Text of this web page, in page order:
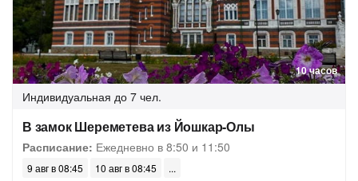
10 часов
Индивидуальная до 7 чел.
В замок Шереметева из Йошкар-Олы
Расписание: Ежедневно в 8:50 и 11:50
9 авг в 08:45 10 авг в 08:45